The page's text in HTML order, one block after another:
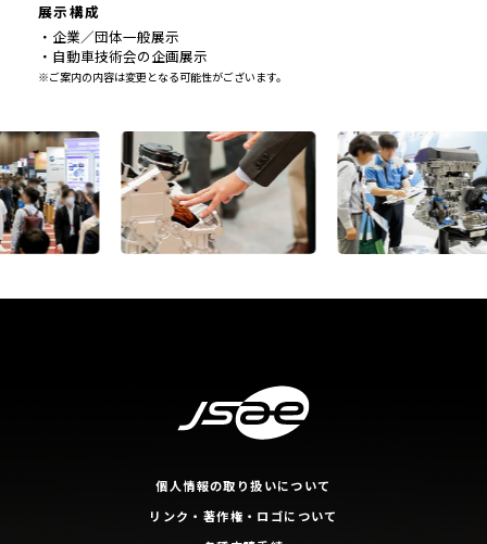
展示構成
・企業／団体一般展示
・自動車技術会の企画展示
※ご案内の内容は変更となる可能性がございます。
個人情報の取り扱いについて
リンク・著作権・ロゴについて